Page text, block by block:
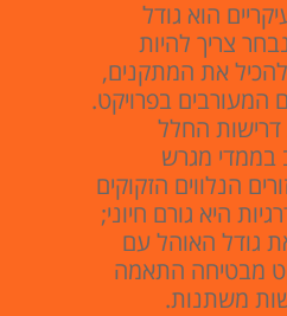
הוא גודל
צריך להיות
את המתקנים,
המעורבים בפרויקט.
החלל
בממדי מגרש
הנלווים הזקוקים
היא גורם חיוני;
גודל האוהל עם
מבטיחה התאמה
משתנות.